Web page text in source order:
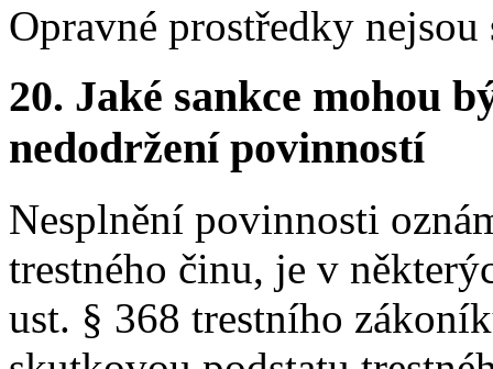
Opravné prostředky nejsou
20. Jaké sankce mohou
nedodržení povinností
Nesplnění povinnosti
trestného činu, je v
ust. § 368 trestního